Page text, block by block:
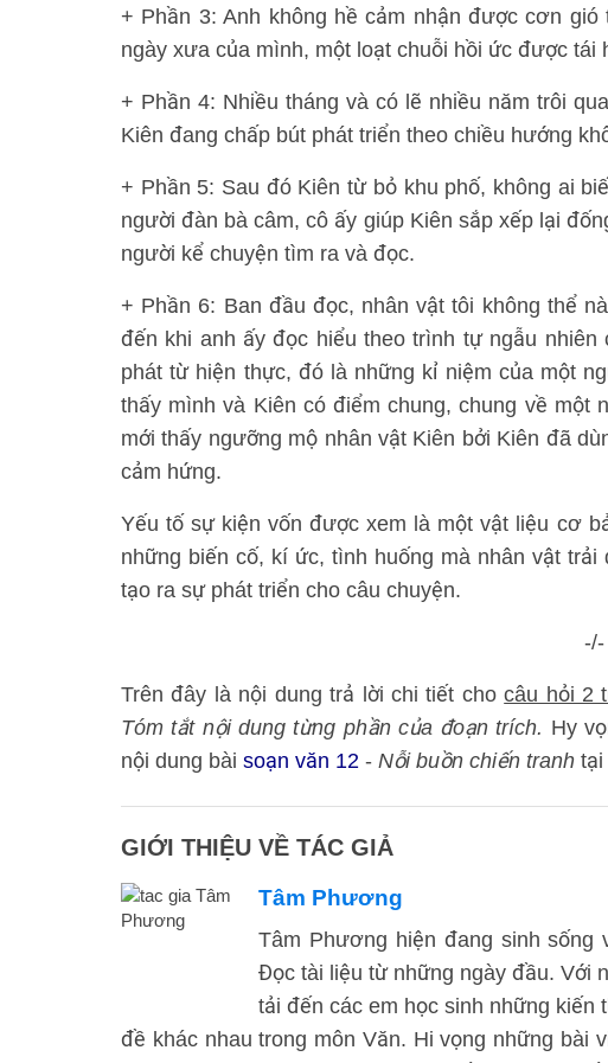
+ Phần 3: Anh không hề cảm nhận được cơn
ngày xưa của mình, một loạt chuỗi hồi ức được tái
+ Phần 4: Nhiều tháng và có lẽ nhiều năm trôi
Kiên đang chấp bút phát triển theo chiều hướng
+ Phần 5: Sau đó Kiên từ bỏ khu phố, không ai
người đàn bà câm, cô ấy giúp Kiên sắp xếp lại
người kể chuyện tìm ra và đọc.
+ Phần 6: Ban đầu đọc, nhân vật tôi không thể
đến khi anh ấy đọc hiểu theo trình tự ngẫu
phát từ hiện thực, đó là những kỉ niệm của một
thấy mình và Kiên có điểm chung, chung về một
mới thấy ngưỡng mộ nhân vật Kiên bởi Kiên đã
cảm hứng.
Yếu tố sự kiện vốn được xem là một vật liệu cơ
những biến cố, kí ức, tình huống mà nhân vật
tạo ra sự phát triển cho câu chuyện.
-/-
Trên đây là nội dung trả lời chi tiết chocâu hỏi 2
Tóm tắt nội dung từng phần của đoạn trích. Hy
nội dung bài soạn văn 12 - Nỗi buồn chiến tranh tại
GIỚI THIỆU VỀ TÁC GIẢ
Tâm Phương
Tâm Phương hiện đang sinh
Đọc tài liệu từ những ngày đầu. Với
tải đến các em học sinh những
đề khác nhau trong môn Văn. Hi vọng những bài